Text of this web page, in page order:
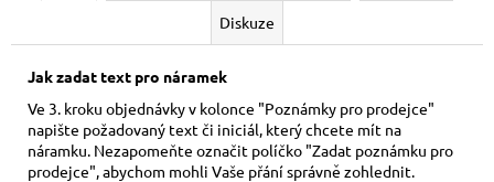
Diskuze
Jak zadat text pro náramek
Ve 3. kroku objednávky v kolonce "Poznámky pro prodejce"
napište požadovaný text či iniciál, který chcete mít na
náramku. Nezapomeňte označit políčko "Zadat poznámku pro
prodejce", abychom mohli Vaše přání správně zohlednit.